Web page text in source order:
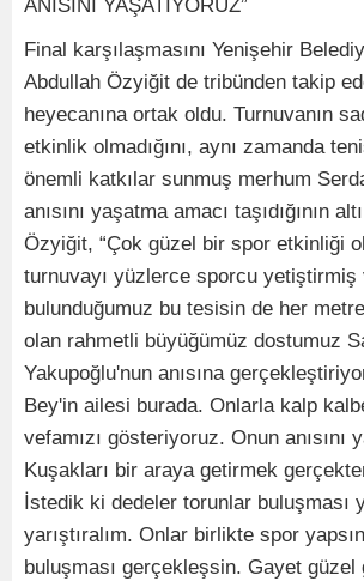
ANISINI YAŞATIYORUZ”
Final karşılaşmasını Yenişehir
Abdullah Özyiğit de tribünden takip
heyecanına ortak oldu. Turnuvanın
etkinlik olmadığını, aynı zamanda
önemli katkılar sunmuş merhum
anısını yaşatma amacı taşıdığının
Özyiğit, “Çok güzel bir spor etkinliği
turnuvayı yüzlerce sporcu yetiştirmiş
bulunduğumuz bu tesisin de her
olan rahmetli büyüğümüz dostumuz
Yakupoğlu'nun anısına
Bey'in ailesi burada. Onlarla kalp
vefamızı gösteriyoruz. Onun anısını
Kuşakları bir araya getirmek
İstedik ki dedeler torunlar buluşması
yarıştıralım. Onlar birlikte spor
buluşması gerçekleşsin. Gayet güzel